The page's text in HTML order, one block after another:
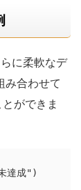
に柔軟なデ
み合わせて
ができま
達成")